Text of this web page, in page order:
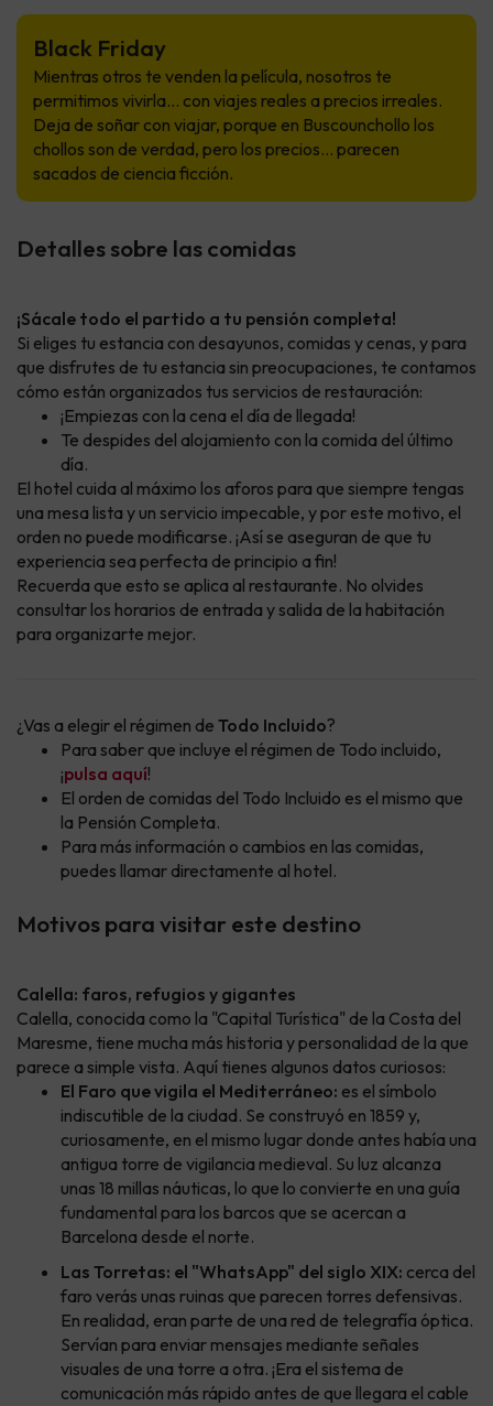
Black Friday
Mientras otros te venden la película, nosotros te
permitimos vivirla... con viajes reales a precios irreales.
Deja de soñar con viajar, porque en Buscounchollo los
chollos son de verdad, pero los precios… parecen
sacados de ciencia ficción.
Detalles sobre las comidas
¡Sácale todo el partido a tu pensión completa!
Si eliges tu estancia con desayunos, comidas y cenas, y para
que disfrutes de tu estancia sin preocupaciones, te contamos
cómo están organizados tus servicios de restauración:
¡Empiezas con la cena el día de llegada!
Te despides del alojamiento con la comida del último
día.
El hotel cuida al máximo los aforos para que siempre tengas
una mesa lista y un servicio impecable, y por este motivo, el
orden no puede modificarse. ¡Así se aseguran de que tu
experiencia sea perfecta de principio a fin!
Recuerda que esto se aplica al restaurante. No olvides
consultar los horarios de entrada y salida de la habitación
para organizarte mejor.
¿Vas a elegir el régimen de Todo Incluido?
Para saber que incluye el régimen de Todo incluido,
¡pulsa aquí!
El orden de comidas del Todo Incluido es el mismo que
la Pensión Completa.
Para más información o cambios en las comidas,
puedes llamar directamente al hotel.
Motivos para visitar este destino
Calella: faros, refugios y gigantes
Calella, conocida como la "Capital Turística" de la Costa del
Maresme, tiene mucha más historia y personalidad de la que
parece a simple vista. Aquí tienes algunos datos curiosos:
El Faro que vigila el Mediterráneo: es el símbolo
indiscutible de la ciudad. Se construyó en 1859 y,
curiosamente, en el mismo lugar donde antes había una
antigua torre de vigilancia medieval. Su luz alcanza
unas 18 millas náuticas, lo que lo convierte en una guía
fundamental para los barcos que se acercan a
Barcelona desde el norte.
Las Torretas: el "WhatsApp" del siglo XIX: cerca del
faro verás unas ruinas que parecen torres defensivas.
En realidad, eran parte de una red de telegrafía óptica.
Servían para enviar mensajes mediante señales
visuales de una torre a otra. ¡Era el sistema de
comunicación más rápido antes de que llegara el cable